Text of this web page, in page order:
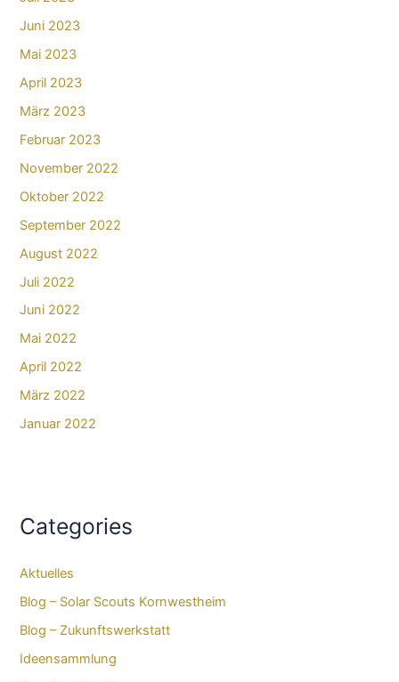
Juni 2023
Mai 2023
April 2023
März 2023
Februar 2023
November 2022
Oktober 2022
September 2022
August 2022
Juli 2022
Juni 2022
Mai 2022
April 2022
März 2022
Januar 2022
Categories
Aktuelles
Blog – Solar Scouts Kornwestheim​
Blog – Zukunftswerkstatt
Ideensammlung